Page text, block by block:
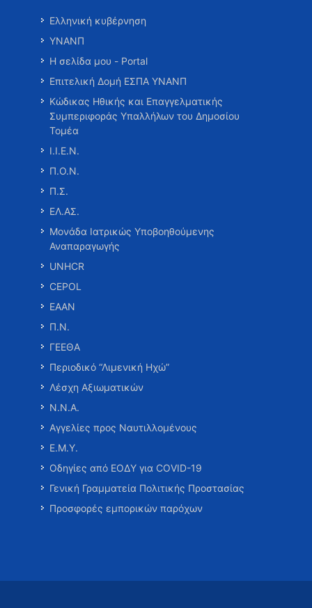
Ελληνική κυβέρνηση
ΥΝΑΝΠ
Η σελίδα μου - Portal
Επιτελική Δομή ΕΣΠΑ ΥΝΑΝΠ
Κώδικας Ηθικής και Επαγγελματικής
Συμπεριφοράς Υπαλλήλων του Δημοσίου
Τομέα
Ι.Ι.Ε.Ν.
Π.Ο.Ν.
Π.Σ.
ΕΛ.ΑΣ.
Μονάδα Ιατρικώς Υποβοηθούμενης
Αναπαραγωγής
UNHCR
CEPOL
ΕΑΑΝ
Π.Ν.
ΓΕΕΘΑ
Περιοδικό “Λιμενική Ηχώ”
Λέσχη Αξιωματικών
Ν.Ν.Α.
Αγγελίες προς Ναυτιλλομένους
Ε.Μ.Υ.
Οδηγίες από ΕΟΔΥ για COVID-19
Γενική Γραμματεία Πολιτικής Προστασίας
Προσφορές εμπορικών παρόχων